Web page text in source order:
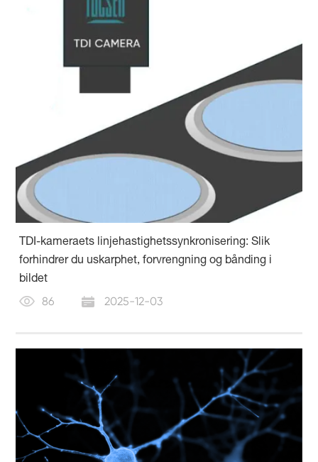
TDI-kameraets linjehastighetssynkronisering: Slik
forhindrer du uskarphet, forvrengning og bånding i
bildet
86 2025-12-03